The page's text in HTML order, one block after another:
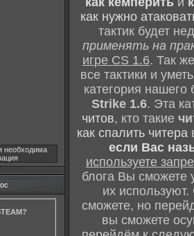
необходима
как нужно
тактик будет
применять на
игре CS 1.6. Так
все тактики и
категория нашего
Strike 1.6. Эта
читов, кто такие
как спалить читера
если Вас
используете
блога Вы сможете
их
сможете, но
вы сможете